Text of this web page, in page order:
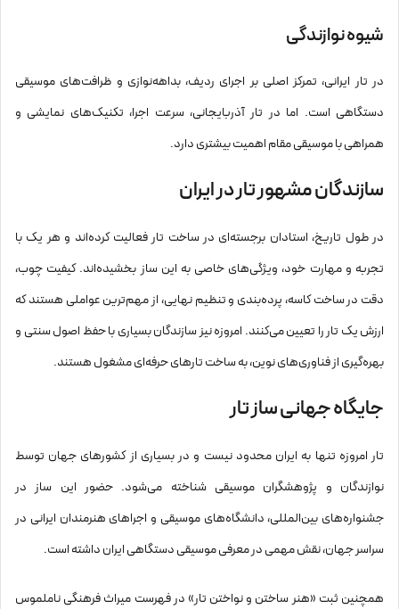
شیوه نوازندگی
در تار ایرانی، تمرکز اصلی بر اجرای ردیف، بداهه‌نوازی و ظرافت‌های موسیقی
دستگاهی است. اما در تار آذربایجانی، سرعت اجرا، تکنیک‌های نمایشی و
همراهی با موسیقی مقام اهمیت بیشتری دارد.
سازندگان مشهور تار در ایران
در طول تاریخ، استادان برجسته‌ای در ساخت تار فعالیت کرده‌اند و هر یک با
تجربه و مهارت خود، ویژگی‌های خاصی به این ساز بخشیده‌اند. کیفیت چوب،
دقت در ساخت کاسه، پرده‌بندی و تنظیم نهایی، از مهم‌ترین عواملی هستند که
ارزش یک تار را تعیین می‌کنند. امروزه نیز سازندگان بسیاری با حفظ اصول سنتی و
بهره‌گیری از فناوری‌های نوین، به ساخت تارهای حرفه‌ای مشغول هستند.
جایگاه جهانی ساز تار
تار امروزه تنها به ایران محدود نیست و در بسیاری از کشورهای جهان توسط
نوازندگان و پژوهشگران موسیقی شناخته می‌شود. حضور این ساز در
جشنواره‌های بین‌المللی، دانشگاه‌های موسیقی و اجراهای هنرمندان ایرانی در
سراسر جهان، نقش مهمی در معرفی موسیقی دستگاهی ایران داشته است.
همچنین ثبت «هنر ساختن و نواختن تار» در فهرست میراث فرهنگی ناملموس